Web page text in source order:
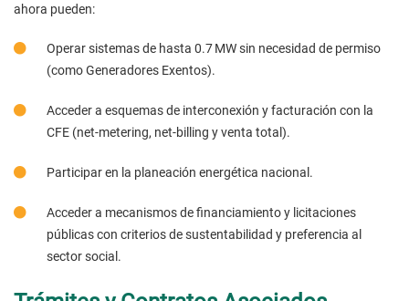
ahora pueden:
Operar sistemas de hasta 0.7 MW sin necesidad de permiso
(como Generadores Exentos).
Acceder a esquemas de interconexión y facturación con la
CFE (net-metering, net-billing y venta total).
Participar en la planeación energética nacional.
Acceder a mecanismos de financiamiento y licitaciones
públicas con criterios de sustentabilidad y preferencia al
sector social.